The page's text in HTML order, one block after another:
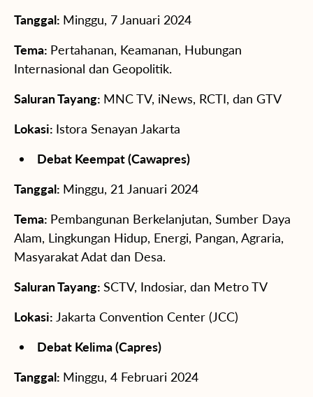
Tanggal: Minggu, 7 Januari 2024
Tema: Pertahanan, Keamanan, Hubungan
Internasional dan Geopolitik.
Saluran Tayang: MNC TV, iNews, RCTI, dan GTV
Lokasi: Istora Senayan Jakarta
Debat Keempat (Cawapres)
Tanggal: Minggu, 21 Januari 2024
Tema: Pembangunan Berkelanjutan, Sumber Daya
Alam, Lingkungan Hidup, Energi, Pangan, Agraria,
Masyarakat Adat dan Desa.
Saluran Tayang: SCTV, Indosiar, dan Metro TV
Lokasi: Jakarta Convention Center (JCC)
Debat Kelima (Capres)
Tanggal: Minggu, 4 Februari 2024